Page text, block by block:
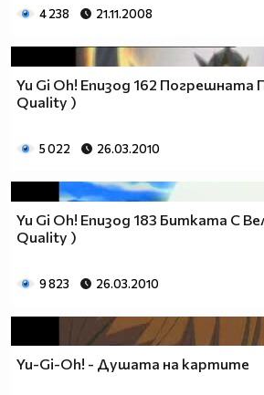
4 238 21.11.2008
Yu Gi Oh! Епизод 162 Погрешната
Quality )
5 022 26.03.2010
Yu Gi Oh! Епизод 183 Битката С
Quality )
9 823 26.03.2010
Yu-Gi-Oh! - Душата на картите